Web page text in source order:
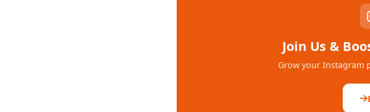
Join Us &
Grow your Instagram